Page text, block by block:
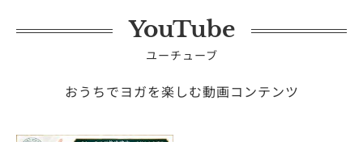
YouTube
ユーチューブ
おうちでヨガを楽しむ動画コンテンツ